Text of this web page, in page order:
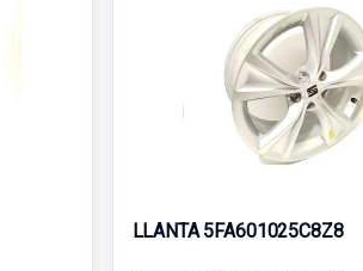
LLANTA 5FA601025C8Z8